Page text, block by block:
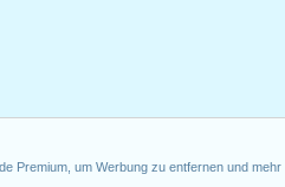
Premium, um Werbung zu entfernen und mehr